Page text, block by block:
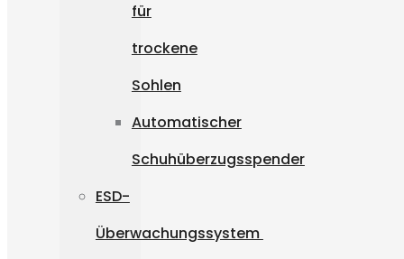
für
trockene
Sohlen
Automatischer
Schuhüberzugsspender
ESD-
Überwachungssystem